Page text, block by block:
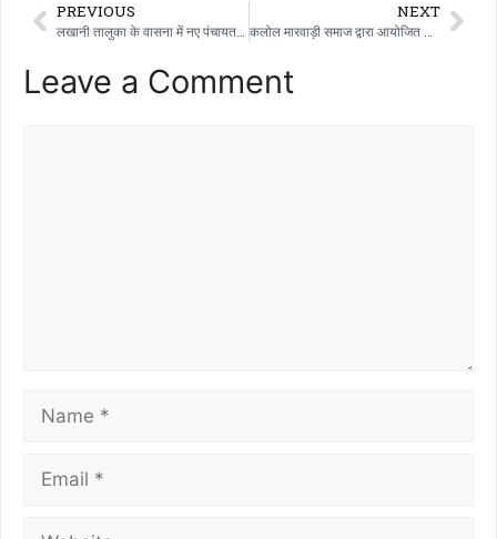
PREVIOUS
लखानी तालुका के वासना में नए पंचायत भवन का उद्घाटन MLA केशाजी चौहान ने किया।
NEXT
कलोल मारवाड़ी समाज द्वारा आयोजित रामदेवपीर की भव्य शोभायात्रा शहर के विभिन्न मार्गों से निकाली गई।
Leave a Comment